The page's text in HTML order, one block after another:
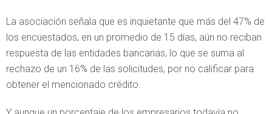
La asociación señala que es inquietante que más del 47% de
los encuestados, en un promedio de 15 días, aún no reciban
respuesta de las entidades bancarias, lo que se suma al
rechazo de un 16% de las solicitudes, por no calificar para
obtener el mencionado crédito.